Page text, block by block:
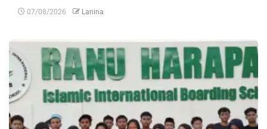
07/08/2026 Lanina